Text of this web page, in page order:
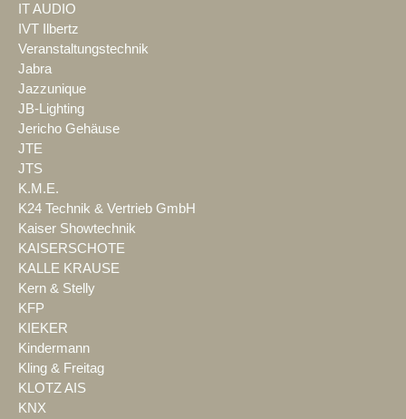
IT AUDIO
IVT Ilbertz
Veranstaltungstechnik
Jabra
Jazzunique
JB-Lighting
Jericho Gehäuse
JTE
JTS
K.M.E.
K24 Technik & Vertrieb GmbH
Kaiser Showtechnik
KAISERSCHOTE
KALLE KRAUSE
Kern & Stelly
KFP
KIEKER
Kindermann
Kling & Freitag
KLOTZ AIS
KNX